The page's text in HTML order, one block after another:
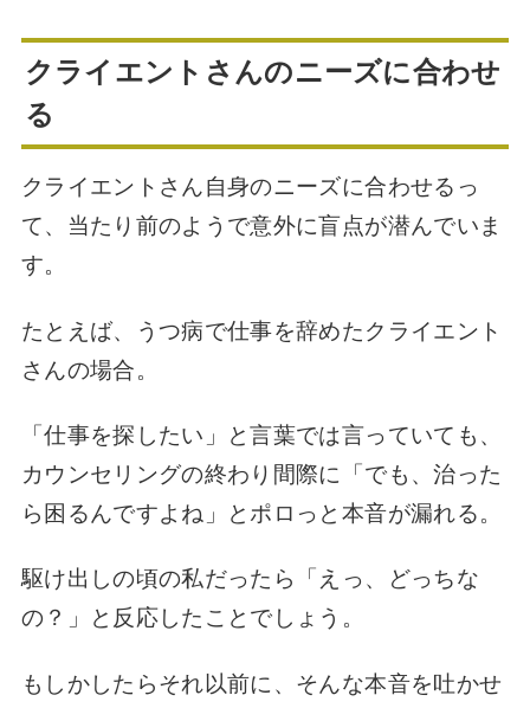
クライエントさんのニーズに合わせ
る
クライエントさん自身のニーズに合わせるっ
て、当たり前のようで意外に盲点が潜んでいま
す。
たとえば、うつ病で仕事を辞めたクライエント
さんの場合。
「仕事を探したい」と言葉では言っていても、
カウンセリングの終わり間際に「でも、治った
ら困るんですよね」とポロっと本音が漏れる。
駆け出しの頃の私だったら「えっ、どっちな
の？」と反応したことでしょう。
もしかしたらそれ以前に、そんな本音を吐かせ